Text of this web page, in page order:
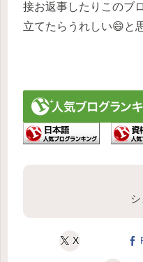
接お返事したりこのブ
立てたらうれしい😄と
X